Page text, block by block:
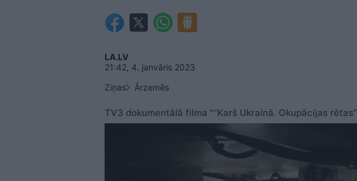
LA.LV
21:42, 4. janvāris 2023
Ziņas
Ārzemēs
TV3 dokumentālā filma "“Karš Ukrainā. Okupācijas rētas”